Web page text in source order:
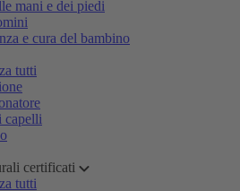
mani e dei piedi
e cura del bambino
tutti
capelli
certificati
tutti